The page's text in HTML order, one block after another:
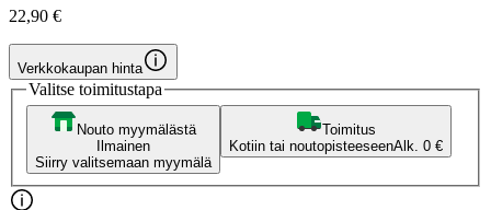
22,90 €
Verkkokaupan hinta
Valitse toimitustapa
Nouto myymälästä
Ilmainen
Siirry valitsemaan myymälä
Toimitus
Kotiin tai noutopisteeseenAlk. 0 €